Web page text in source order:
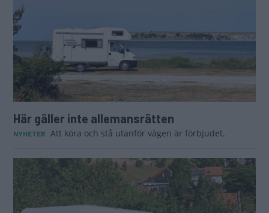
Här gäller inte allemansrätten
NYHETER Att köra och stå utanför vägen är förbjudet.